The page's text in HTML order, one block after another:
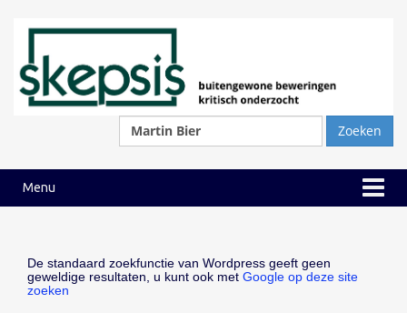
Zoeken
naar:
Menu
De standaard zoekfunctie van Wordpress geeft geen
geweldige resultaten, u kunt ook met Google op deze site
zoeken